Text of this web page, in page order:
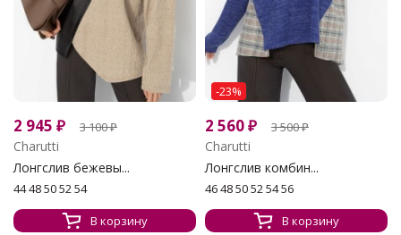
2 945 ₽ 3 100₽
Charutti
Лонгслив бежевы...
44 48 50 52 54
В корзину
-23%
2 560₽ 3 500₽
Charutti
Лонгслив комбин...
46 48 50 52 54 56
В корзину